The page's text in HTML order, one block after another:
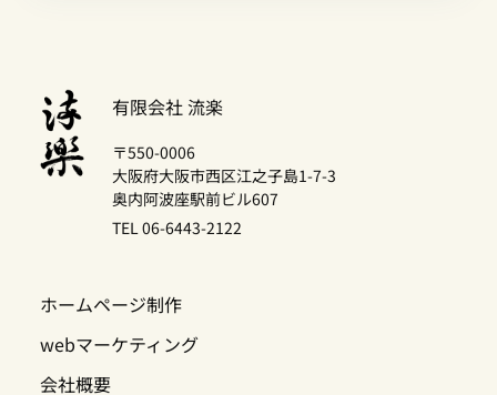
有限会社 流楽
〒550-0006
大阪府大阪市西区江之子島1-7-3
奥内阿波座駅前ビル607
TEL 06-6443-2122
ホームページ制作
webマーケティング
会社概要